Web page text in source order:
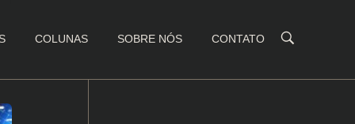
COLUNAS SOBRE NÓS CONTATO